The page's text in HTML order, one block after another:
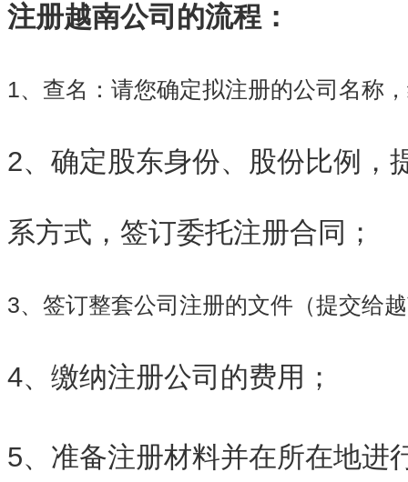
注册越南公司的流程：
1、查名：请您确定拟注册的公司名称
2、确定股东身份、股份比例，
系方式，签订委托注册合同；
3、签订整套公司注册的文件（提交给
4、缴纳注册公司的费用；
5、准备注册材料并在所在地进